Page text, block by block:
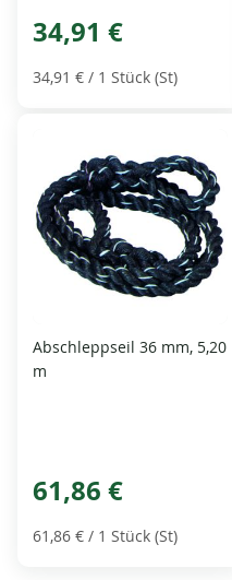
34,91 €
34,91 € / 1 Stück (St)
Abschleppseil 36 mm, 5,20
m
61,86 €
61,86 € / 1 Stück (St)